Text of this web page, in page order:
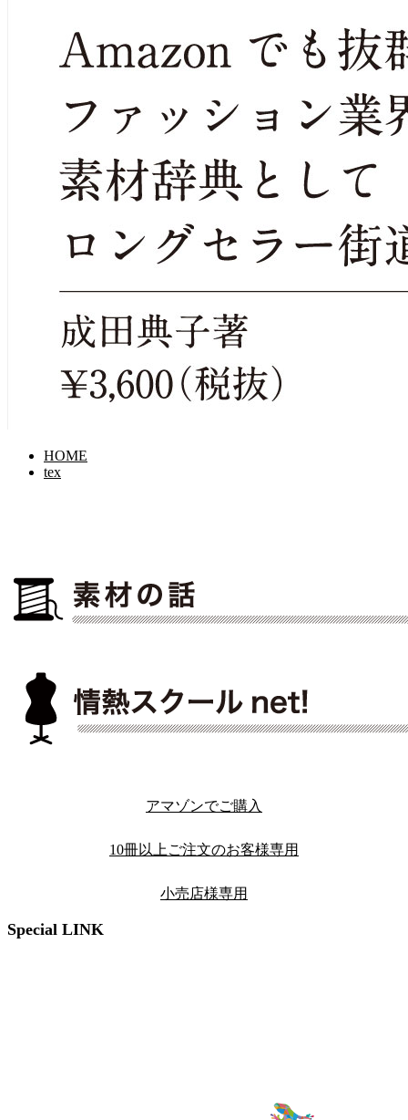
HOME
tex
アマゾンでご購入
10冊以上ご注文のお客様専用
小売店様専用
Special LINK